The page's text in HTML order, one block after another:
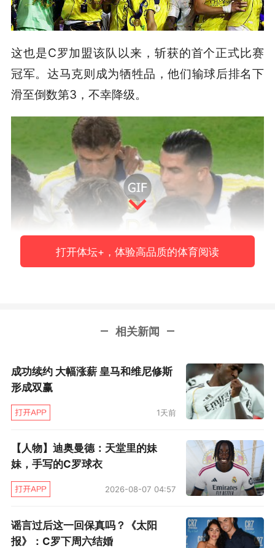
这也是C罗加盟该队以来，斩获的首个正式比赛
冠军。达马克则成为牺牲品，他们输球后排名下
滑至倒数第3，不幸降级。
第34分钟，费利克斯角球助攻马内首开纪录，胜
打开体坛+，体验高品质的体育阅读
相关新闻
成功续约 大幅涨薪 皇马和维尼修斯
形成双赢
1天前
【人物】迪奥曼德：天堂里的妹
妹，手写的C罗球衣
2026-08-07 04:57
谣言过后这一回保真吗？《太阳
报》：C罗下周六结婚